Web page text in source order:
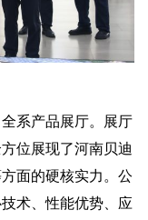
系产品展厅。展厅
位展现了河南贝迪
面的硬核实力。公
术、性能优势、应